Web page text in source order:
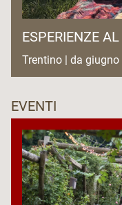
ESPERIENZE
Trentino | da
EVENTI